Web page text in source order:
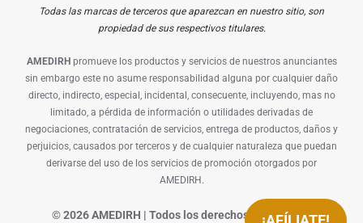
Todas las marcas de terceros que aparezcan en nuestro sitio, son
propiedad de sus respectivos titulares.
AMEDIRH promueve los productos y servicios de nuestros anunciantes
sin embargo este no asume responsabilidad alguna por cualquier daño
directo, indirecto, especial, incidental, consecuente, incluyendo, mas no
limitado, a pérdida de información o utilidades derivadas de
negociaciones, contratación de servicios, entrega de productos, daños y
perjuicios, causados por terceros y de cualquier naturaleza que puedan
derivarse del uso de los servicios de promoción otorgados por
AMEDIRH.
©2026AMEDIRH | Todos los derechos reservados.